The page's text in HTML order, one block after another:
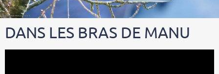
DANS LES BRAS DE MANU